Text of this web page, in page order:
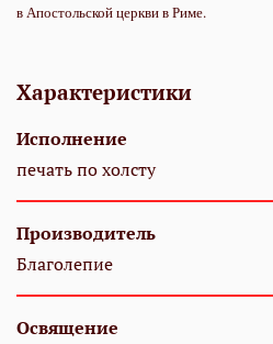
в Апо­столь­ской церк­ви в Ри­ме.
Характеристики
Исполнение
печать по холсту
Производитель
Благолепие
Освящение